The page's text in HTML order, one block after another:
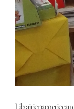
Librairie papeterie